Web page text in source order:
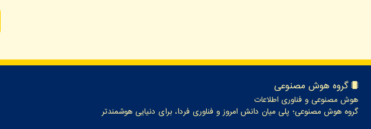
گروه هوش مصنوعی
هوش مصنوعی و فناوری اطلاعات
گروه هوش مصنوعی؛ پلی میان دانش امروز و فناوری فردا، برای دنیایی هوشمندتر